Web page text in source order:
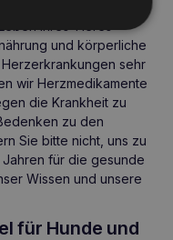
um die
Ihres Tieres
und körperliche
sehr
wir Herzmedikamente
die Krankheit zu
zu den
Sie bitte nicht, uns zu
für die gesunde
Wissen und unsere
für Hunde und